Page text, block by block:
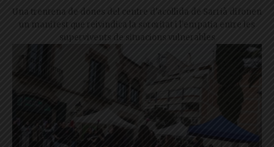
Una trentena de dones del centre d'acollida de Sarrià difonen
un manifest que reivindica la sororitat i l'empatia entre les
supervivents de situacions vulnerables